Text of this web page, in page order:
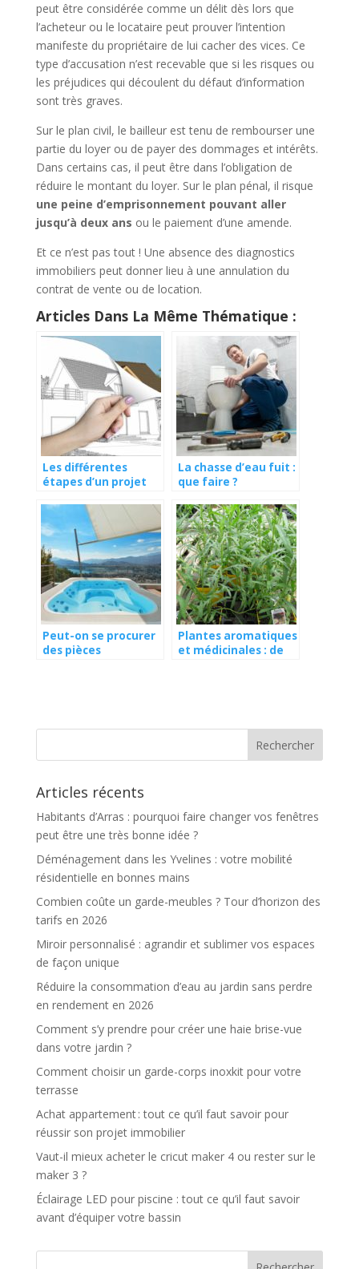
peut être considérée comme un délit dès lors que
l’acheteur ou le locataire peut prouver l’intention
manifeste du propriétaire de lui cacher des vices. Ce
type d’accusation n’est recevable que si les risques ou
les préjudices qui découlent du défaut d’information
sont très graves.
Sur le plan civil, le bailleur est tenu de rembourser une
partie du loyer ou de payer des dommages et intérêts.
Dans certains cas, il peut être dans l’obligation de
réduire le montant du loyer. Sur le plan pénal, il risque
une peine d’emprisonnement pouvant aller
jusqu’à deux ans ou le paiement d’une amende.
Et ce n’est pas tout ! Une absence des diagnostics
immobiliers peut donner lieu à une annulation du
contrat de vente ou de location.
Articles Dans La Même Thématique :
Les différentes
étapes d’un projet
La chasse d’eau fuit :
que faire ?
Peut-on se procurer
des pièces
Plantes aromatiques
et médicinales : de
Articles récents
Habitants d’Arras : pourquoi faire changer vos fenêtres
peut être une très bonne idée ?
Déménagement dans les Yvelines : votre mobilité
résidentielle en bonnes mains
Combien coûte un garde-meubles ? Tour d’horizon des
tarifs en 2026
Miroir personnalisé : agrandir et sublimer vos espaces
de façon unique
Réduire la consommation d’eau au jardin sans perdre
en rendement en 2026
Comment s’y prendre pour créer une haie brise-vue
dans votre jardin ?
Comment choisir un garde-corps inoxkit pour votre
terrasse
Achat appartement : tout ce qu’il faut savoir pour
réussir son projet immobilier
Vaut-il mieux acheter le cricut maker 4 ou rester sur le
maker 3 ?
Éclairage LED pour piscine : tout ce qu’il faut savoir
avant d’équiper votre bassin